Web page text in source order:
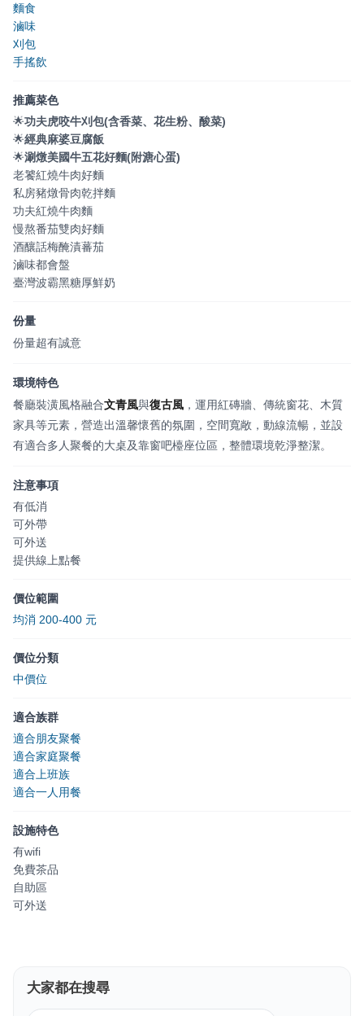
麵食
滷味
刈包
手搖飲
推薦菜色
🌟功夫虎咬牛刈包(含香菜、花生粉、酸菜)
🌟經典麻婆豆腐飯
🌟涮燉美國牛五花好麵(附溏心蛋)
老饕紅燒牛肉好麵
私房豬燉骨肉乾拌麵
功夫紅燒牛肉麵
慢熬番茄雙肉好麵
酒釀話梅醃漬蕃茄
滷味都會盤
臺灣波霸黑糖厚鮮奶
份量
份量超有誠意
環境特色
餐廳裝潢風格融合文青風與復古風 ，運用紅磚牆、傳統窗花、木質
家具等元素，營造出溫馨懷舊的氛圍，空間寬敞，動線流暢，並設
有適合多人聚餐的大桌及靠窗吧檯座位區，整體環境乾淨整潔。
注意事項
有低消
可外帶
可外送
提供線上點餐
價位範圍
均消 200-400 元
價位分類
中價位
適合族群
適合朋友聚餐
適合家庭聚餐
適合上班族
適合一人用餐
設施特色
有wifi
免費茶品
自助區
可外送
大家都在搜尋